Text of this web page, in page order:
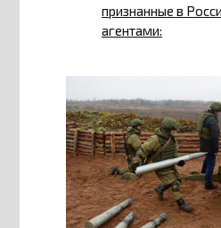
признанные в
агентами: